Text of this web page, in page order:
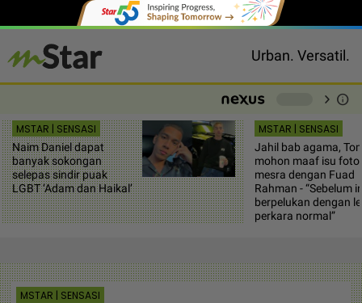
Urban. Versatil.
chevron_right info
MSTAR | SENSASI
Naim Daniel dapat
banyak sokongan
selepas sindir puak
LGBT ‘Adam dan Haikal’
MSTAR | SENSASI
Jahil bab agama,
mohon maaf isu foto
mesra dengan Fuad
Rahman - “Sebelum
berpelukan dengan
perkara normal”
MSTAR | SENSASI